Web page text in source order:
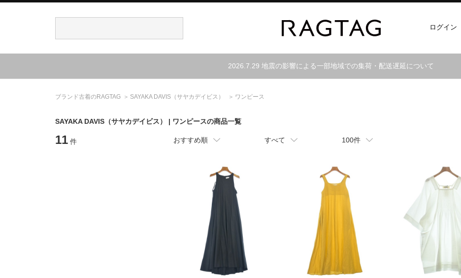
ログイン
2026.7.29 地震の影響による一部地域での集荷・配送遅延について
ブランド古着のRAGTAG SAYAKA DAVIS （サヤカデイビス） ワンピース
SAYAKA DAVIS （サヤカデイビス） | ワンピースの商品一覧
11 件 おすすめ順 すべて 100件